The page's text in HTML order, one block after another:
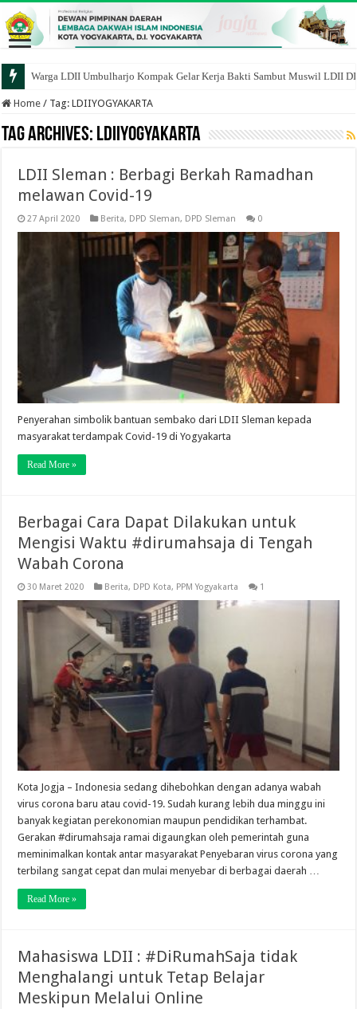
Warga LDII Umbulharjo Kompak Gelar Kerja Bakti Sambut Muswil LDII
Home / Tag:LDIIYOGYAKARTA
Tag Archives: LDIIYOGYAKARTA
LDII Sleman : Berbagi Berkah Ramadhan
melawan Covid-19
27 April 2020 Berita, DPD Sleman, DPD Sleman 0
Penyerahan simbolik bantuan sembako dari LDII Sleman kepada
masyarakat terdampak Covid-19 di Yogyakarta
Read More »
Berbagai Cara Dapat Dilakukan untuk
Mengisi Waktu #dirumahsaja di Tengah
Wabah Corona
30 Maret 2020 Berita, DPD Kota, PPM Yogyakarta 1
Kota Jogja – Indonesia sedang dihebohkan dengan adanya wabah
virus corona baru atau covid-19. Sudah kurang lebih dua minggu ini
banyak kegiatan perekonomian maupun pendidikan terhambat.
Gerakan #dirumahsaja ramai digaungkan oleh pemerintah guna
meminimalkan kontak antar masyarakat Penyebaran virus corona yang
terbilang sangat cepat dan mulai menyebar di berbagai daerah …
Read More »
Mahasiswa LDII : #DiRumahSaja tidak
Menghalangi untuk Tetap Belajar
Meskipun Melalui Online